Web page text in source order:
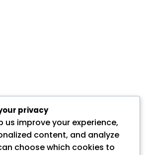
privacy
us improve your experience,
content, and analyze
choose which cookies to